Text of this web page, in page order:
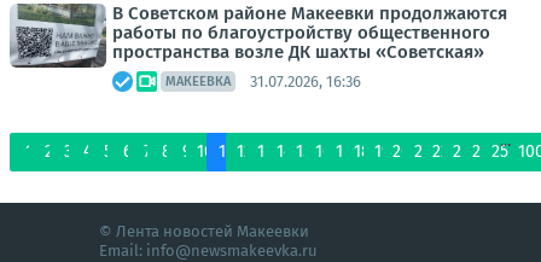
В Советском районе Макеевки продолжаются
работы по благоустройству общественного
пространства возле ДК шахты «Советская»
МАКЕЕВКА 31.07.2026, 16:36
1 2 3 4 5 6 7 8 9 10 11 12 13 14 15 16 17 18 19 20 21 22 23 24 25
...
© Лента новостей Макеевки
Email: info@newsmakeevka.ru